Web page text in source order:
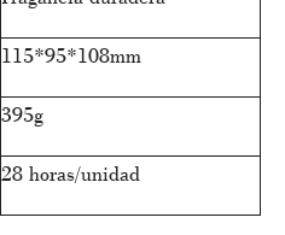
115*95*108mm
395g
28 horas/unidad